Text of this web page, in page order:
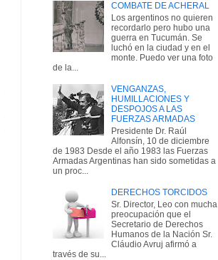
COMBATE DE ACHERAL
Los argentinos no quieren
recordarlo pero hubo una
guerra en Tucumán. Se
luchó en la ciudad y en el
monte. Puedo ver una foto
de la...
VENGANZAS,
HUMILLACIONES Y
DESPOJOS A LAS
FUERZAS ARMADAS
Presidente Dr. Raúl
Alfonsín, 10 de diciembre
de 1983 Desde el año 1983 las Fuerzas
Armadas Argentinas han sido sometidas a
un proc...
DERECHOS TORCIDOS
Sr. Director, Leo con mucha
preocupación que el
Secretario de Derechos
Humanos de la Nación Sr.
Cláudio Avruj afirmó a
través de su...